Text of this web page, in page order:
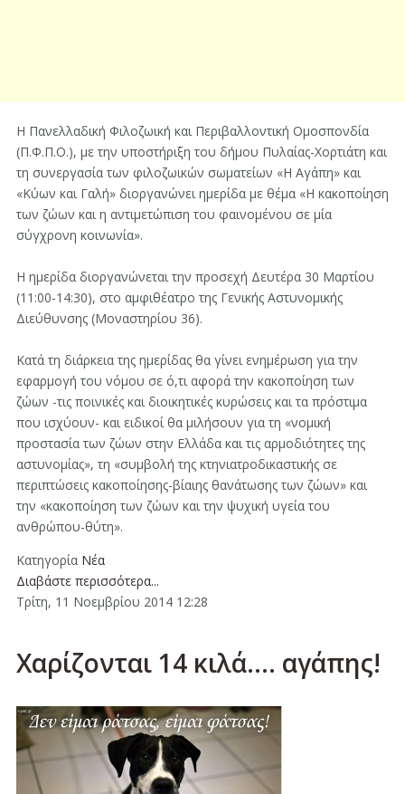
Η Πανελλαδική Φιλοζωική και Περιβαλλοντική Ομοσπονδία
(Π.Φ.Π.Ο.), με την υποστήριξη του δήμου Πυλαίας-Χορτιάτη και
τη συνεργασία των φιλοζωικών σωματείων «Η Αγάπη» και
«Κύων και Γαλή» διοργανώνει ημερίδα με θέμα «Η κακοποίηση
των ζώων και η αντιμετώπιση του φαινομένου σε μία
σύγχρονη κοινωνία».
Η ημερίδα διοργανώνεται την προσεχή Δευτέρα 30 Μαρτίου
(11:00-14:30), στο αμφιθέατρο της Γενικής Αστυνομικής
Διεύθυνσης (Μοναστηρίου 36).
Κατά τη διάρκεια της ημερίδας θα γίνει ενημέρωση για την
εφαρμογή του νόμου σε ό,τι αφορά την κακοποίηση των
ζώων -τις ποινικές και διοικητικές κυρώσεις και τα πρόστιμα
που ισχύουν- και ειδικοί θα μιλήσουν για τη «νομική
προστασία των ζώων στην Ελλάδα και τις αρμοδιότητες της
αστυνομίας», τη «συμβολή της κτηνιατροδικαστικής σε
περιπτώσεις κακοποίησης-βίαιης θανάτωσης των ζώων» και
την «κακοποίηση των ζώων και την ψυχική υγεία του
ανθρώπου-θύτη».
Κατηγορία Νέα
Διαβάστε περισσότερα...
Τρίτη, 11 Νοεμβρίου 2014 12:28
Χαρίζονται 14 κιλά.... αγάπης!